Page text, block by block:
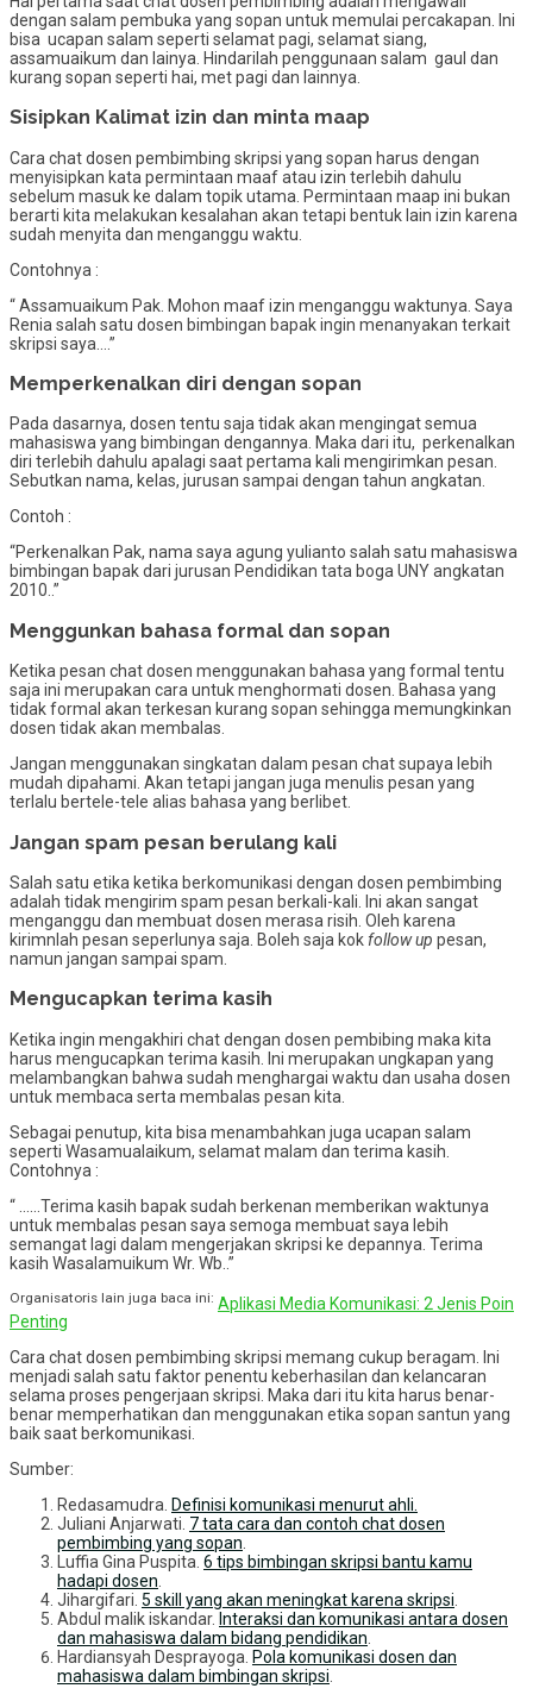
dengan salam pembuka yang sopan untuk memulai percakapan. Ini
bisa ucapan salam seperti selamat pagi, selamat siang,
assamuaikum dan lainya. Hindarilah penggunaan salam gaul dan
kurang sopan seperti hai, met pagi dan lainnya.
Sisipkan Kalimat izin dan minta maap
Cara chat dosen pembimbing skripsi yang sopan harus dengan
menyisipkan kata permintaan maaf atau izin terlebih dahulu
sebelum masuk ke dalam topik utama. Permintaan maap ini bukan
berarti kita melakukan kesalahan akan tetapi bentuk lain izin karena
sudah menyita dan menganggu waktu.
Contohnya :
“ Assamuaikum Pak. Mohon maaf izin menganggu waktunya. Saya
Renia salah satu dosen bimbingan bapak ingin menanyakan terkait
skripsi saya….”
Memperkenalkan diri dengan sopan
Pada dasarnya, dosen tentu saja tidak akan mengingat semua
mahasiswa yang bimbingan dengannya. Maka dari itu, perkenalkan
diri terlebih dahulu apalagi saat pertama kali mengirimkan pesan.
Sebutkan nama, kelas, jurusan sampai dengan tahun angkatan.
Contoh :
“Perkenalkan Pak, nama saya agung yulianto salah satu mahasiswa
bimbingan bapak dari jurusan Pendidikan tata boga UNY angkatan
2010..”
Menggunkan bahasa formal dan sopan
Ketika pesan chat dosen menggunakan bahasa yang formal tentu
saja ini merupakan cara untuk menghormati dosen. Bahasa yang
tidak formal akan terkesan kurang sopan sehingga memungkinkan
dosen tidak akan membalas.
Jangan menggunakan singkatan dalam pesan chat supaya lebih
mudah dipahami. Akan tetapi jangan juga menulis pesan yang
terlalu bertele-tele alias bahasa yang berlibet.
Jangan spam pesan berulang kali
Salah satu etika ketika berkomunikasi dengan dosen pembimbing
adalah tidak mengirim spam pesan berkali-kali. Ini akan sangat
menganggu dan membuat dosen merasa risih. Oleh karena
kirimnlah pesan seperlunya saja. Boleh saja kok follow up pesan,
namun jangan sampai spam.
Mengucapkan terima kasih
Ketika ingin mengakhiri chat dengan dosen pembibing maka kita
harus mengucapkan terima kasih. Ini merupakan ungkapan yang
melambangkan bahwa sudah menghargai waktu dan usaha dosen
untuk membaca serta membalas pesan kita.
Sebagai penutup, kita bisa menambahkan juga ucapan salam
seperti Wasamualaikum, selamat malam dan terima kasih.
Contohnya :
“ ……Terima kasih bapak sudah berkenan memberikan waktunya
untuk membalas pesan saya semoga membuat saya lebih
semangat lagi dalam mengerjakan skripsi ke depannya. Terima
kasih Wasalamuikum Wr. Wb..”
Organisatoris lain juga baca ini: Aplikasi Media Komunikasi: 2 Jenis Poin
Penting
Cara chat dosen pembimbing skripsi memang cukup beragam. Ini
menjadi salah satu faktor penentu keberhasilan dan kelancaran
selama proses pengerjaan skripsi. Maka dari itu kita harus benar-
benar memperhatikan dan menggunakan etika sopan santun yang
baik saat berkomunikasi.
Sumber:
Redasamudra. Definisi komunikasi menurut ahli.
Juliani Anjarwati. 7 tata cara dan contoh chat dosen
pembimbing yang sopan.
Luffia Gina Puspita. 6 tips bimbingan skripsi bantu kamu
hadapi dosen.
Jihargifari. 5 skill yang akan meningkat karena skripsi.
Abdul malik iskandar. Interaksi dan komunikasi antara dosen
dan mahasiswa dalam bidang pendidikan.
Hardiansyah Desprayoga. Pola komunikasi dosen dan
mahasiswa dalam bimbingan skripsi.